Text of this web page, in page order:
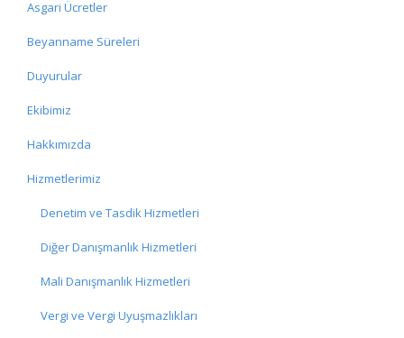
Asgari Ücretler
Beyanname Süreleri
Duyurular
Ekibimiz
Hakkımızda
Hizmetlerimiz
Denetim ve Tasdik Hizmetleri
Diğer Danışmanlık Hizmetleri
Mali Danışmanlık Hizmetleri
Vergi ve Vergi Uyuşmazlıkları